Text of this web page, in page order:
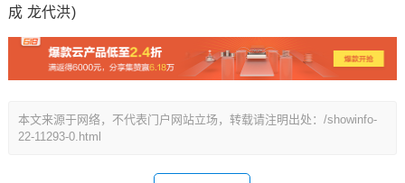
成 龙代洪)
本文来源于网络，不代表门户网站立场，转载请注明出处：/showinfo-
22-11293-0.html